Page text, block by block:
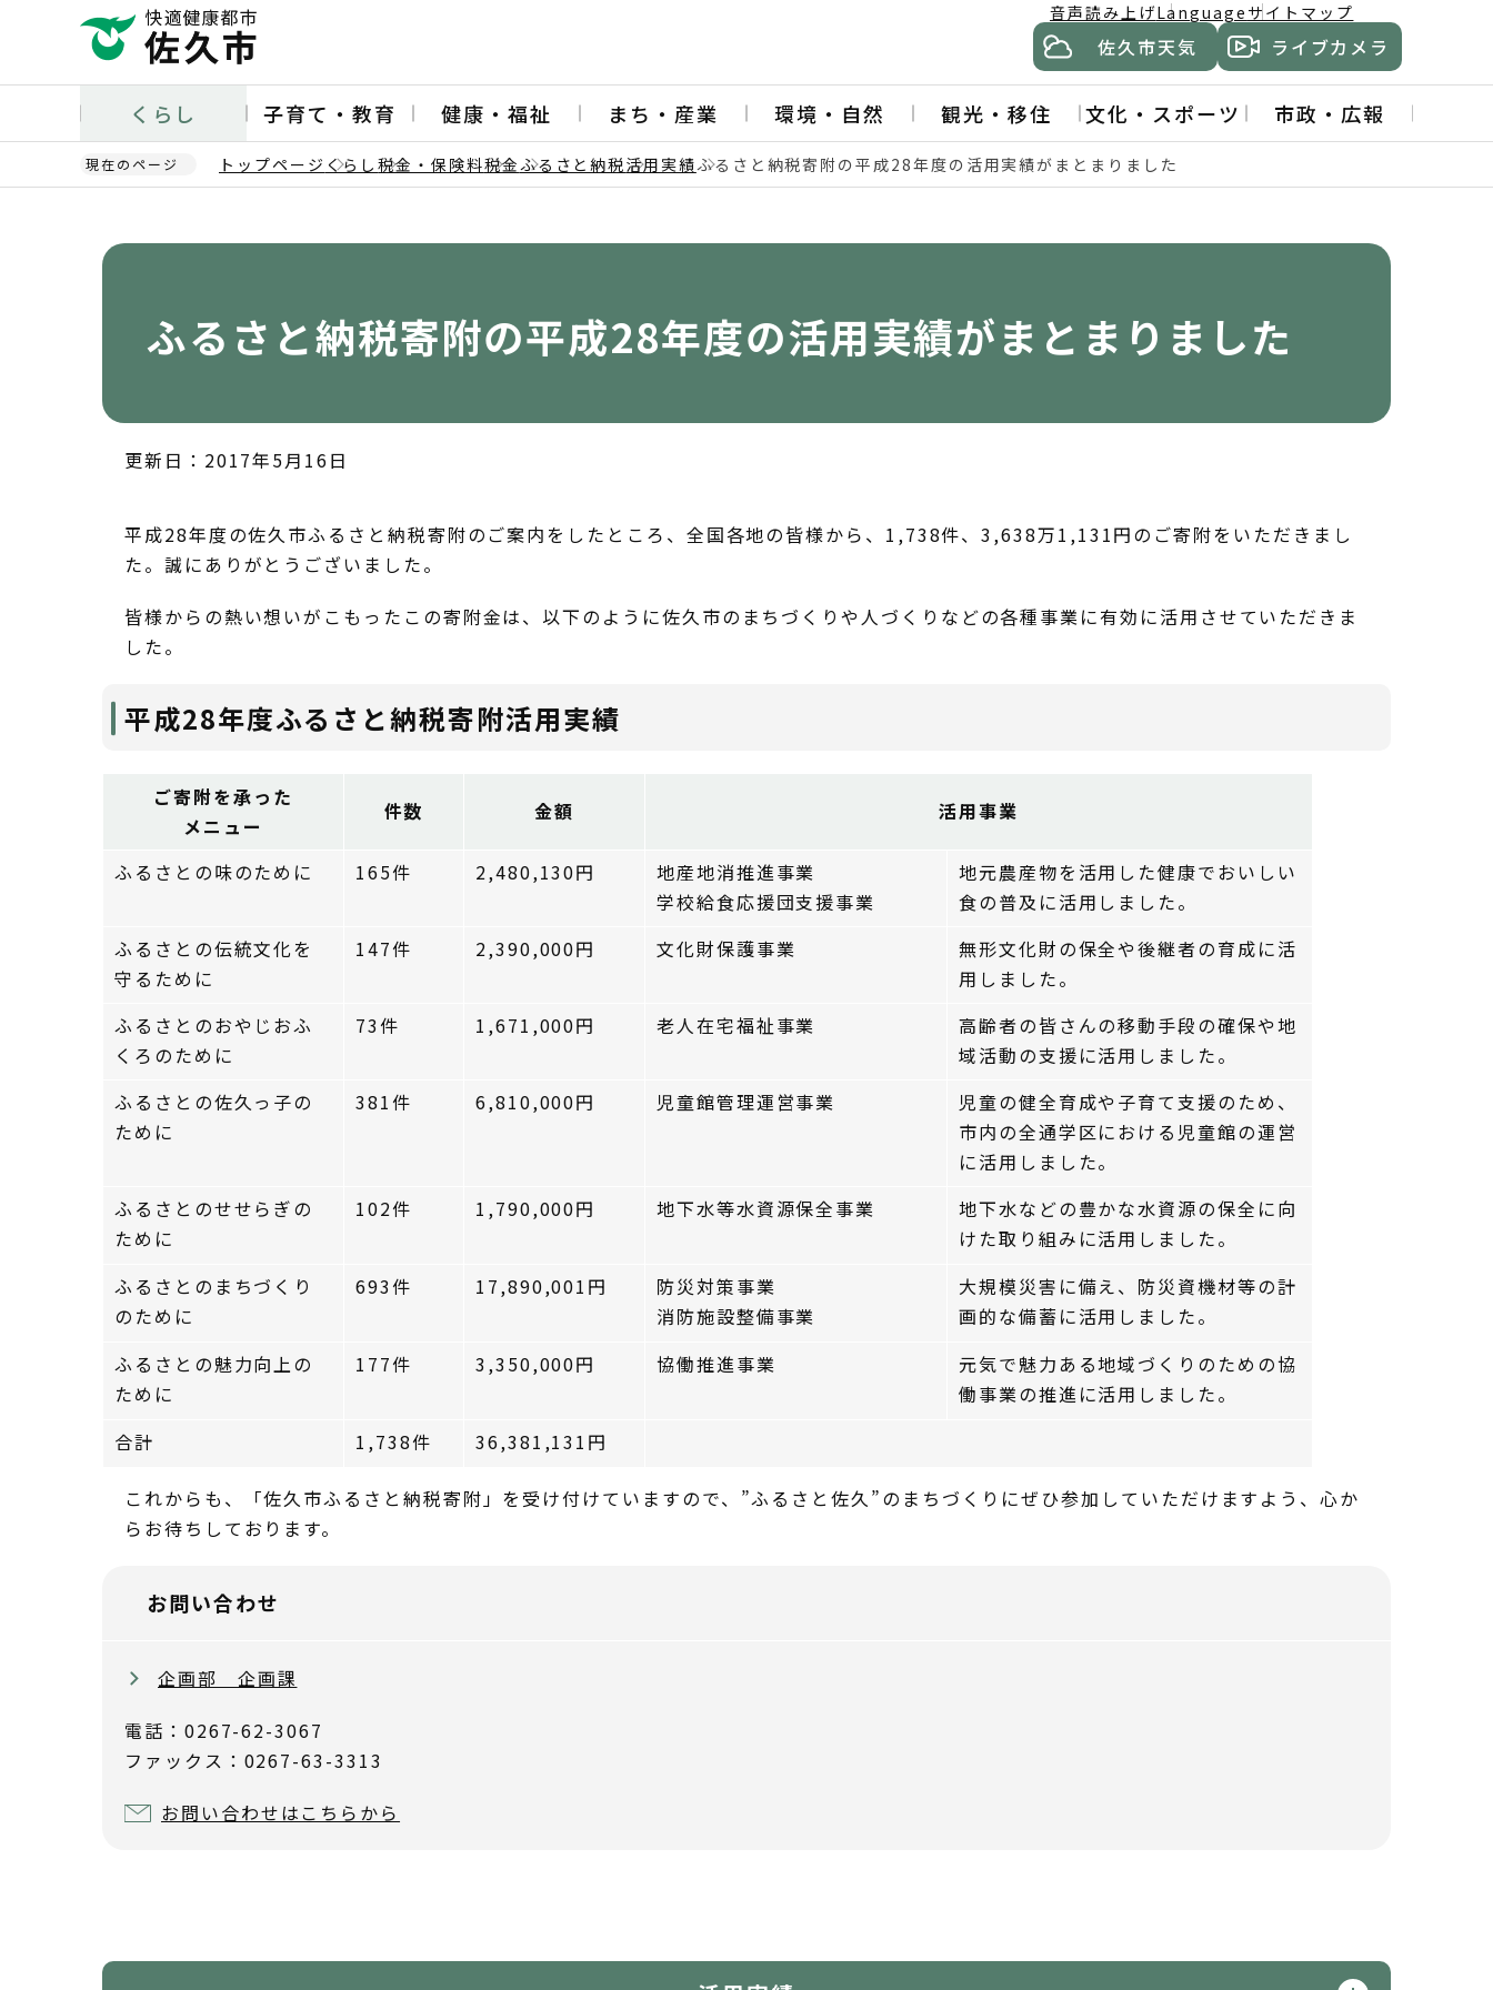
ー
の
音声読み上げLanguage サイトマップ
佐久市天気 ライブカメラ
くらし 子育て・教育 健康・福祉 まち・産業 環境・自然 観光・移住 文化・スポーツ 市政・広報
現在のページ トップページ くらし税金・保険料税金ふるさと納税活用実績ふるさと納税寄附の平成28年度の活用実績がまとまりました
ふるさと納税寄附の平成28年度の活用実績がまとまりました
更新日：2017年5月16日
平成28年度の佐久市ふるさと納税寄附のご案内をしたところ、全国各地の皆様から、1,738件、3,638万1,131円のご寄附をいただきまし
た。誠にありがとうございました。
皆様からの熱い想いがこもったこの寄附金は、以下のように佐久市のまちづくりや人づくりなどの各種事業に有効に活用させていただきま
した。
平成28年度ふるさと納税寄附活用実績
ご寄附を承った
メニュー
件数 金額 活用事業
ふるさとの味のために 165件 2,480,130円
地産地消推進事業
学校給食応援団支援事業
地元農産物を活用した健康でおいしい
食の普及に活用しました。
ふるさとの伝統文化を
守るために
147件 2,390,000円 文化財保護事業
無形文化財の保全や後継者の育成に活
用しました。
ふるさとのおやじおふ
くろのために
73件 1,671,000円 老人在宅福祉事業
高齢者の皆さんの移動手段の確保や地
域活動の支援に活用しました。
ふるさとの佐久っ子の
ために
381件 6,810,000円 児童館管理運営事業
児童の健全育成や子育て支援のため、
市内の全通学区における児童館の運営
に活用しました。
ふるさとのせせらぎの
ために
102件 1,790,000円 地下水等水資源保全事業
地下水などの豊かな水資源の保全に向
けた取り組みに活用しました。
ふるさとのまちづくり
のために
693件 17,890,001円
防災対策事業
消防施設整備事業
大規模災害に備え、防災資機材等の計
画的な備蓄に活用しました。
ふるさとの魅力向上の
ために
177件 3,350,000円 協働推進事業
元気で魅力ある地域づくりのための協
働事業の推進に活用しました。
合計
1,738件 36,381,131円
これからも、「佐久市ふるさと納税寄附」を受け付けていますので、”ふるさと佐久”のまちづくりにぜひ参加していただけますよう、心か
らお待ちしております。
お問い合わせ
企画部 企画課
電話：0267-62-3067
ファックス：0267-63-3313
お問い合わせはこちらから